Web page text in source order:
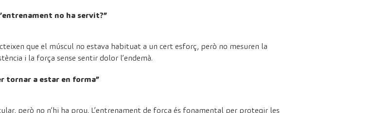
no ha servit?”
que el múscul no estava habituat a un cert esforç, però no mesuren la
i la força sense sentir dolor l’endemà.
tornar a estar en forma”
però no n’hi ha prou. L’entrenament de força és fonamental per protegir les